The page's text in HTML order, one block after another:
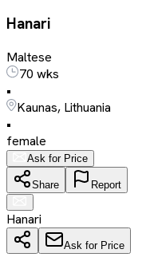
Hanari
Maltese
70 wks
•
Kaunas, Lithuania
•
female
Ask for Price
Share Report
Hanari
Ask for Price